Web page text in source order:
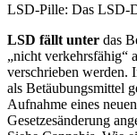
LSD-Pille: Das LSD-
LSD fällt unter das
„nicht verkehrsfähig“
verschrieben werden.
als Betäubungsmittel
Aufnahme eines
Gesetzesänderung